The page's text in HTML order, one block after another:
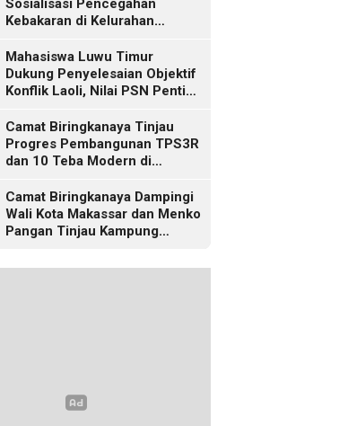
Sosialisasi Pencegahan
Kebakaran di Kelurahan
Mahasiswa Luwu Timur
Dukung Penyelesaian Objektif
Konflik Laoli, Nilai PSN Penting
Camat Biringkanaya Tinjau
Progres Pembangunan TPS3R
dan 10 Teba Modern di
Camat Biringkanaya Dampingi
Wali Kota Makassar dan Menko
Pangan Tinjau Kampung